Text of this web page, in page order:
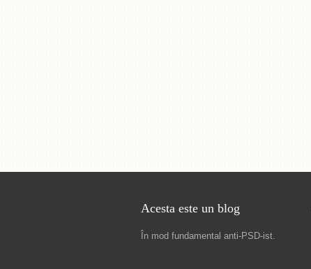
Acesta este un blog
În mod fundamental anti-PSD-ist.